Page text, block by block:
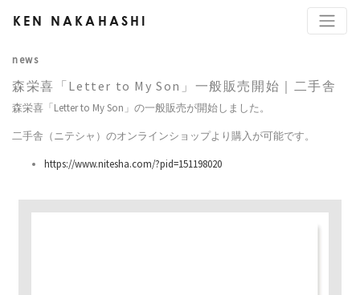
KEN NAKAHASHI
news
森栄喜「Letter to My Son」一般販売開始｜二手舎
森栄喜「Letter to My Son」の一般販売が開始しました。
二手舎（ニテシャ）のオンラインショップより購入が可能です。
https://www.nitesha.com/?pid=151198020